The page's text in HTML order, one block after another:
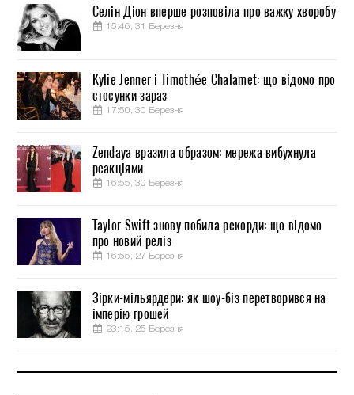
Селін Діон вперше розповіла про важку хворобу
15:46, 31 Березня
Kylie Jenner і Timothée Chalamet: що відомо про
стосунки зараз
17:50, 30 Березня
Zendaya вразила образом: мережа вибухнула
реакціями
16:55, 30 Березня
Taylor Swift знову побила рекорди: що відомо
про новий реліз
16:55, 27 Березня
Зірки-мільярдери: як шоу-біз перетворився на
імперію грошей
23:15, 25 Березня